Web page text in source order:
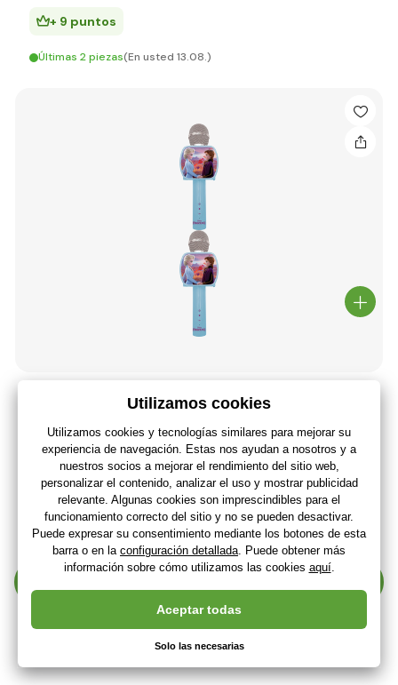
+ 9 puntos
Últimas 2 piezas(En usted 13.08.)
Lexibook Micrófono de Karaoke con altavoz Frozen
,14 €
Sin IVA
+ 46 puntos
Última pieza en stock(En usted 13.08.)
2